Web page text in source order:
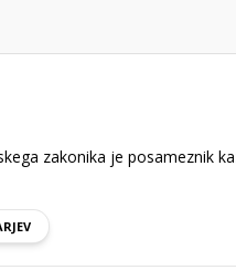
zakonika je posameznik